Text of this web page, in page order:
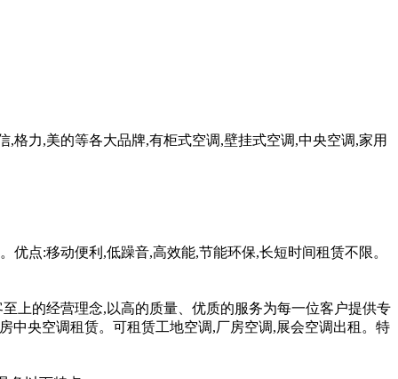
格力,美的等各大品牌,有柜式空调,壁挂式空调,中央空调,家用
点:移动便利,低躁音,高效能,节能环保,长短时间租赁不限。
上的经营理念,以高的质量、优质的服务为每一位客户提供专
中央空调租赁。可租赁工地空调,厂房空调,展会空调出租。特